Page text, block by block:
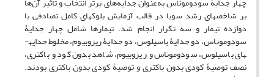
بر شاخص­های رشد سویا در قالب آزمایش بلوک­های کامل تصادفی با
دوازده تیمار و سه تکرار انجام شد. تیمارها شامل چهار جدایۀ
سودوموناس، دو جدایۀ باسیلوس، دو جدایۀ­ ریزوبیوم، مخلوط جدایه­
های باسیلوس، سودوموناس و ریزوبیوم، شاهد بدون کود و باکتری،
نصف توصیۀ کودی بدون باکتری و توصیۀ کودی بدون باکتری بودند.